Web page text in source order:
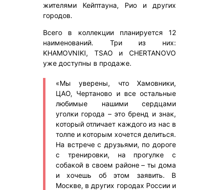
жителями Кейптауна, Рио и других
городов.
Всего в коллекции планируется 12
наименований. Три из них:
KHAMOVNIKI, TSAO и CHERTANOVO
уже доступны в продаже.
«Мы уверены, что Хамовники,
ЦАО, Чертаново и все остальные
любимые нашими сердцами
уголки города – это бренд и знак,
который отличает каждого из нас в
толпе и которым хочется делиться.
На встрече с друзьями, по дороге
с тренировки, на прогулке с
собакой в своем районе – ты дома
и хочешь об этом заявить. В
Москве, в других городах России и